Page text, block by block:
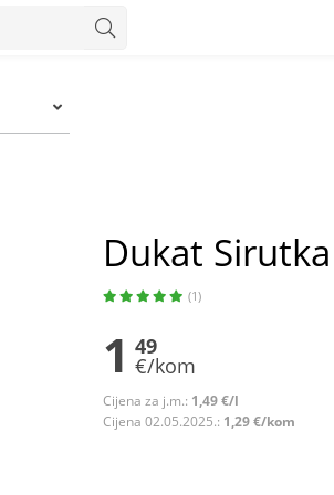
Dukat
(1)
1 49
€/kom
Cijena za j.m.: 1,49 €/l
Cijena 02.05.2025.: 1,29 €/kom